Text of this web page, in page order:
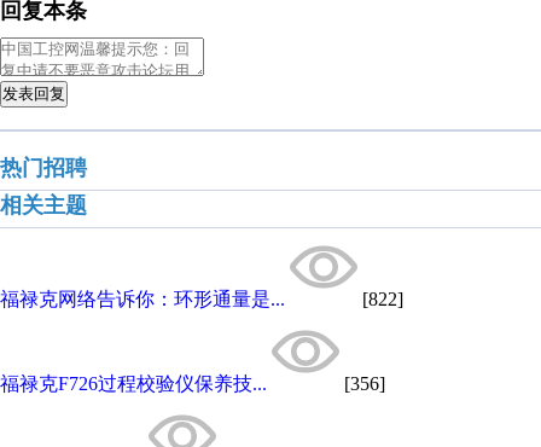
回复本条
发表回复
热门招聘
相关主题
福禄克网络告诉你：环形通量是... [822]
福禄克F726过程校验仪保养技... [356]